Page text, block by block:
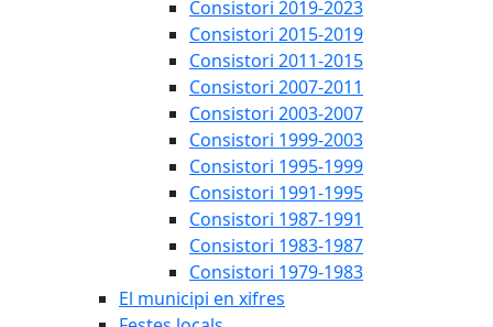
Consistori 2019-2023
Consistori 2015-2019
Consistori 2011-2015
Consistori 2007-2011
Consistori 2003-2007
Consistori 1999-2003
Consistori 1995-1999
Consistori 1991-1995
Consistori 1987-1991
Consistori 1983-1987
Consistori 1979-1983
El municipi en xifres